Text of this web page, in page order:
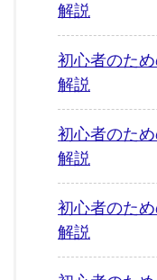
解説
初心者のた
解説
初心者のた
解説
初心者のた
解説